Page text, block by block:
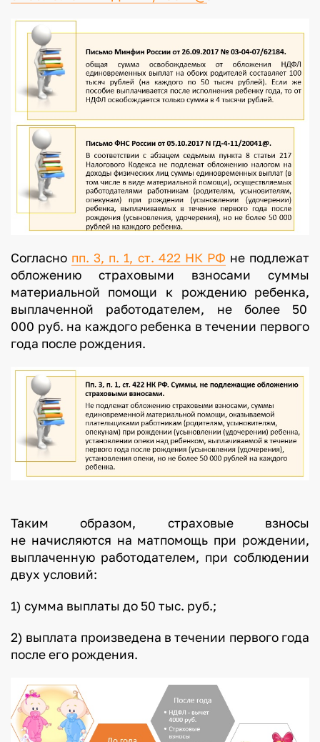
Согласно пп. 3, п. 1, ст. 422 НК РФ не подлежат
обложению страховыми взносами суммы
материальной помощи к рождению ребенка,
выплаченной работодателем, не более 50
000 руб. на каждого ребенка в течении первого
года после рождения.
Таким образом, страховые взносы
не начисляются на матпомощь при рождении,
выплаченную работодателем, при соблюдении
двух условий:
1) сумма выплаты до 50 тыс. руб.;
2) выплата произведена в течении первого года
после его рождения.